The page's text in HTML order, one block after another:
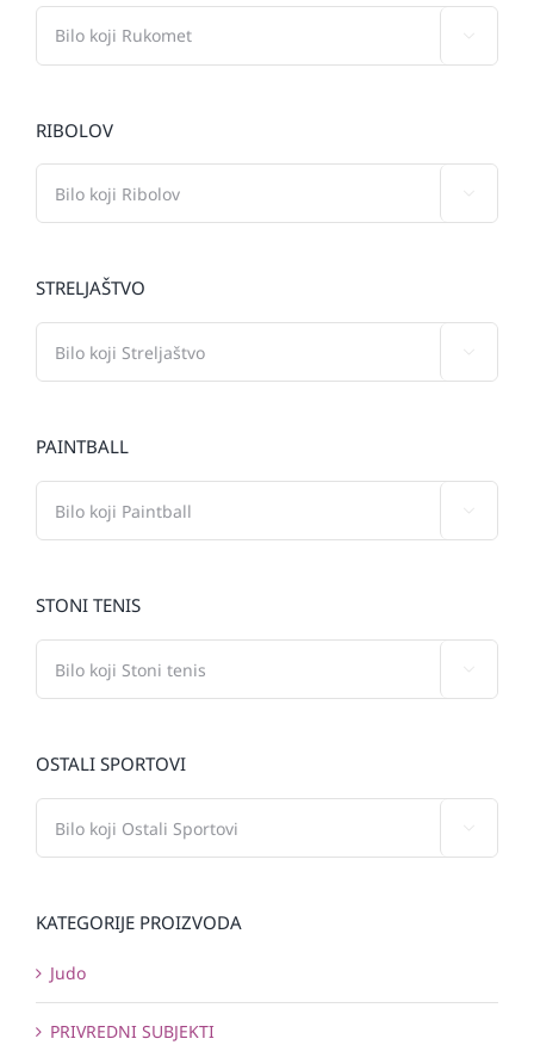
RIBOLOV
STRELJAŠTVO
PAINTBALL
STONI TENIS
OSTALI SPORTOVI
KATEGORIJE PROIZVODA
Judo
PRIVREDNI SUBJEKTI